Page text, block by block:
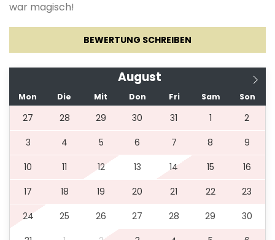
war magisch!
BEWERTUNG SCHREIBEN
August
Mon Die Mit Don Fri Sam Son
27 28 29 30 31 1
2
3
4 5 6 7 8
9
10
11 12 13 14 15
16
17
18 19 20 21 22
23
24
25 26 27 28 29
30